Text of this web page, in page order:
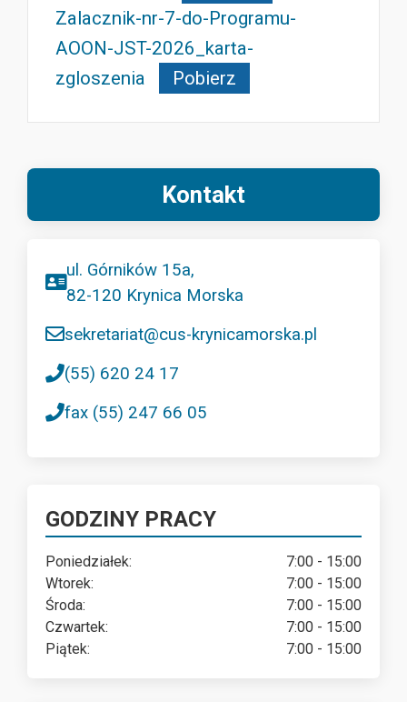
Zalacznik-nr-7-do-Programu-
AOON-JST-2026_karta-
zgloszenia
Pobierz
Kontakt
ul. Górników 15a,
82-120 Krynica Morska
sekretariat@cus-krynicamorska.pl
(55) 620 24 17
fax (55) 247 66 05
GODZINY PRACY
Poniedziałek:
7:00 - 15:00
Wtorek:
7:00 - 15:00
Środa:
7:00 - 15:00
Czwartek:
7:00 - 15:00
Piątek:
7:00 - 15:00